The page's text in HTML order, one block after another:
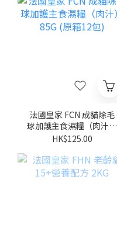
法國皇家 FCN 成貓除毛
球加護主食濕糧（肉汁）
85G (原箱12包)
HK$125.00